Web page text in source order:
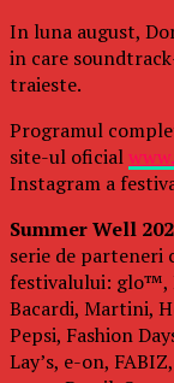
In luna august,
in care
traieste.
Programul
site-ul oficial
Instagram a
Summer Well
serie de parteneri
festivalului: glo™,
Bacardi, Martini,
Pepsi, Fashion
Lay’s, e-on,